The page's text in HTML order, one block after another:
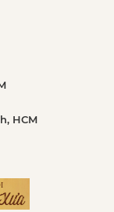
HCM